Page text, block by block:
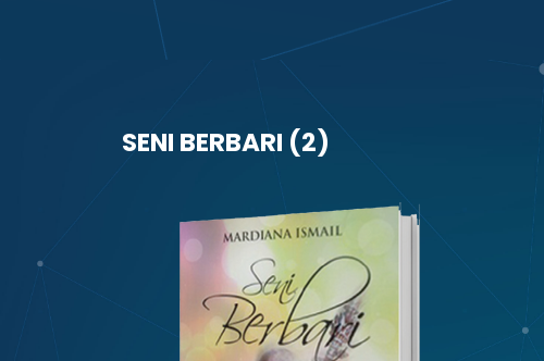
SENI BERBARI (2)